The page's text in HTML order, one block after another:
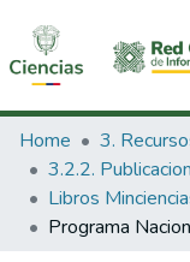
Communities &
All of DSpace
Statistics
Home